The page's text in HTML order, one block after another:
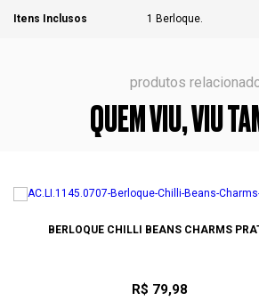
Itens Inclusos 1 Berloque.
produtos
QUEM VIU, VIU
BERLOQUE CHILLI BEANS CHARMS
R$ 79,98